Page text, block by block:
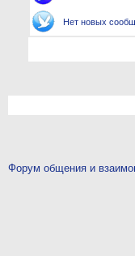
Нет новых
Форум общения и